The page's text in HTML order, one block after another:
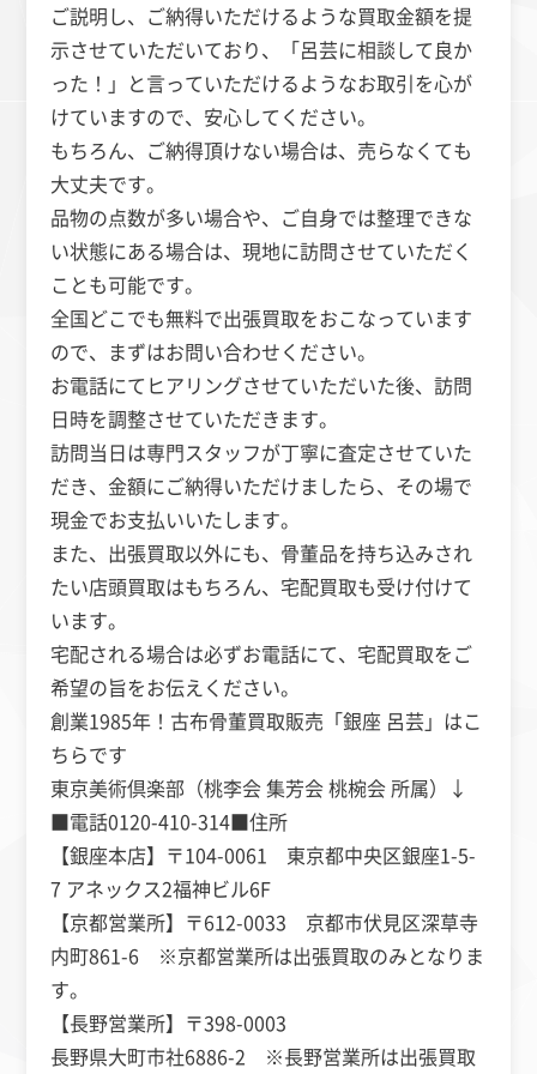
ご説明し、ご納得いただけるような買取金額を提
示させていただいており、「呂芸に相談して良か
った！」と言っていただけるようなお取引を心が
けていますので、安心してください。
もちろん、ご納得頂けない場合は、売らなくても
大丈夫です。
品物の点数が多い場合や、ご自身では整理できな
い状態にある場合は、現地に訪問させていただく
ことも可能です。
全国どこでも無料で出張買取をおこなっています
ので、まずはお問い合わせください。
お電話にてヒアリングさせていただいた後、訪問
日時を調整させていただきます。
訪問当日は専門スタッフが丁寧に査定させていた
だき、金額にご納得いただけましたら、その場で
現金でお支払いいたします。
また、出張買取以外にも、骨董品を持ち込みされ
たい店頭買取はもちろん、宅配買取も受け付けて
います。
宅配される場合は必ずお電話にて、宅配買取をご
希望の旨をお伝えください。
創業1985年！古布骨董買取販売「銀座 呂芸」はこ
ちらです
東京美術倶楽部（桃李会 集芳会 桃椀会 所属）
↓
■電話0120-410-314■住所
【銀座本店】〒104-0061 東京都中央区銀座1-5-
7 アネックス2福神ビル6F
【京都営業所】〒612-0033 京都市伏見区深草寺
内町861-6 ※京都営業所は出張買取のみとなりま
す。
【長野営業所】 〒398-0003
長野県大町市社6886-2 ※長野営業所は出張買取